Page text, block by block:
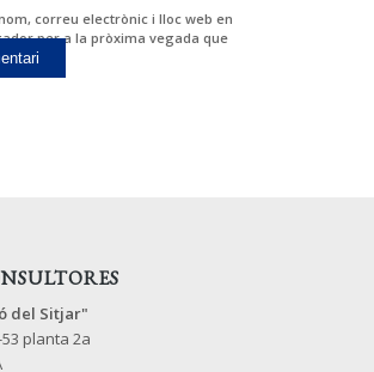
correu electrònic i lloc web en
per a la pròxima vegada que
del Sitjar"
planta 2a